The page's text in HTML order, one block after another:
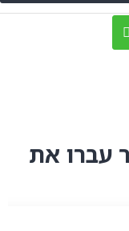
עברו את